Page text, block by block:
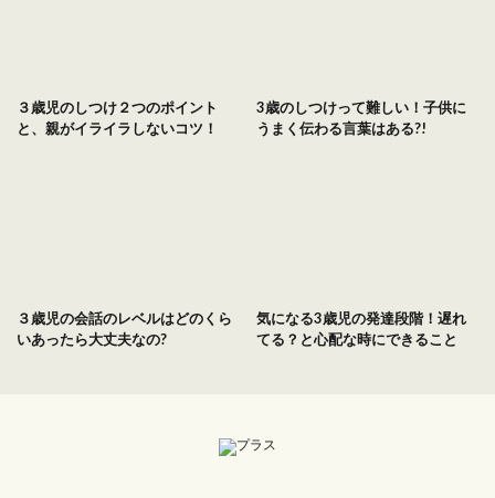
３歳児のしつけ２つのポイント
と、親がイライラしないコツ！
3歳のしつけって難しい！子供に
うまく伝わる言葉はある?!
３歳児の会話のレベルはどのくら
いあったら大丈夫なの?
気になる3歳児の発達段階！遅れ
てる？と心配な時にできること